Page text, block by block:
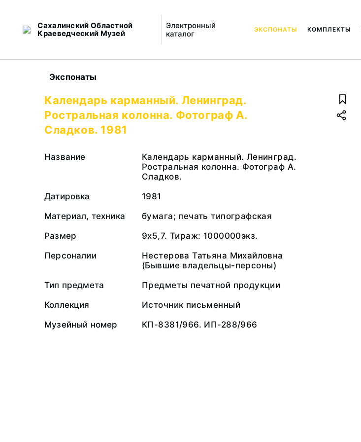
Сахалинский Областной
Краеведческий Музей
Электронный
каталог
ЭКСПОНАТЫ КОМПЛЕКТЫ
Экспонаты
Календарь карманный. Ленинград.
Ростральная колонна. Фотограф А.
Сладков. 1981
Название
Календарь карманный. Ленинград.
Ростральная колонна. Фотограф А.
Сладков.
Датировка
1981
Материал, техника
бумага; печать типографская
Размер
9х5,7. Тираж: 1000000экз.
Персоналии
Нестерова Татьяна Михайловна
(Бывшие владельцы-персоны)
Тип предмета
Предметы печатной продукции
Коллекция
Источник письменный
Музейный номер
КП-8381/966. ИП-288/966